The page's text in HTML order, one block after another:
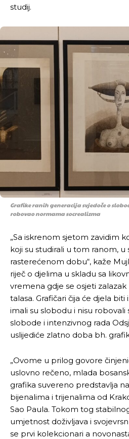
studij.
Grafike ranih generacija svjedoče o
robovao normama socrealizma
„Sa iskrenom sjetom zavidim
koji su studirali u tom ranom, u
rasterećenom dobu“, kaže
riječ o djelima u skladu sa
vremena gdje se osjeti
talasa. Grafičari čija će djela
imali su slobodu i nisu
slobode i intenzivnog rada
uslijediće zlatno doba bh.
„Ovome u prilog govore
uslovno rečeno, mlada
grafika suvereno predstavlja
bijenalima i trijenalima od
Sao Paula. Tokom tog
umjetnost doživljava i
se prvi kolekcionari a